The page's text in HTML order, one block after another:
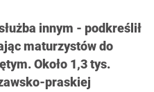
innym - podkreślił
maturzystów do
Około 1,3 tys.
praskiej